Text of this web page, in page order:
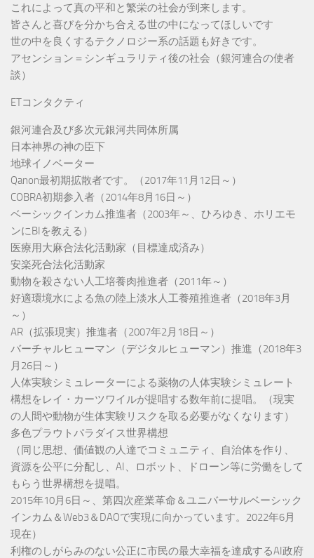
これによって真の平和と繁栄の社会が到来します。
皆さんと喜びを分かち合える世の中になってほしいです
世の中を良くするテクノロジー系の話題も好きです。
アセンション＝シンギュラリティ後の社会（銀河連合の使者
談）
ETコンタクティ
銀河連合及び多次元銀河共同体所属
日本神界の神の臣下
地球イノベーター
Qanon最初期拡散者です。（2017年11月12日～）
COBRA初期参入者（2014年8月16日～）
ベーシックインカム推進者（2003年～、ひろゆき、ホリエモ
ンにBIを教える）
医療用大麻合法化活動家（目標達成済み）
安楽死合法化活動家
動物を殺さない人工培養肉推進者（2011年～）
好適環境水による魚の陸上淡水人工養殖推進者（2018年3月
～）
AR（拡張現実）推進者（2007年2月18日～）
バーチャルヒューマン（デジタルヒューマン）推進（2018年3
月26日～）
人体実験シミュレーターによる薬物の人体実験シミュレート
構想をレイ・カーツワイルが提唱する数年前に提唱。（現実
の人間や動物が生体実験リスクを取る必要がなくなります）
多色プラウトパラダイス世界構想
（同じ思想、価値観の人達でコミュニティ、自治体を作り、
資源を公平に分配し、AI、ロボット、ドローン等に労働をして
もらう世界構想を提唱。
2015年10月6日～、第四次産業革命＆ユニバーサルベーシック
インカム＆Web3＆DAOで実現に向かっています。2022年6月
現在）
利権のしがらみのない公正に市民の最大幸福を達成するAI政府